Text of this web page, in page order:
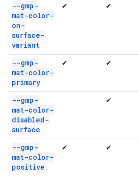
--gmp-
mat-color-
on-
surface-
variant
✔ ✔
--gmp-
mat-color-
primary
✔ ✔
--gmp-
mat-color-
disabled-
surface
✔
--gmp-
mat-color-
positive
✔ ✔